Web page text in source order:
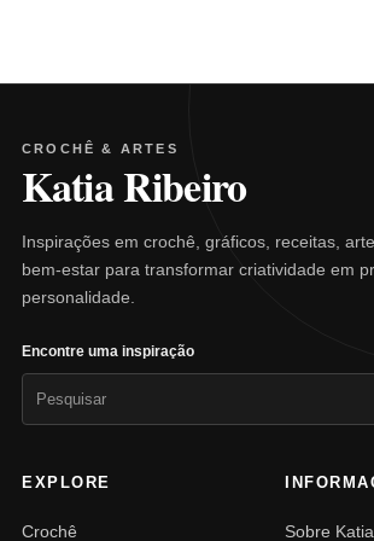
CROCHÊ & ARTES
Katia Ribeiro
Inspirações em crochê, gráficos, receitas,
bem-estar para transformar criatividade em
personalidade.
Encontre uma inspiração
EXPLORE
Crochê Sobre